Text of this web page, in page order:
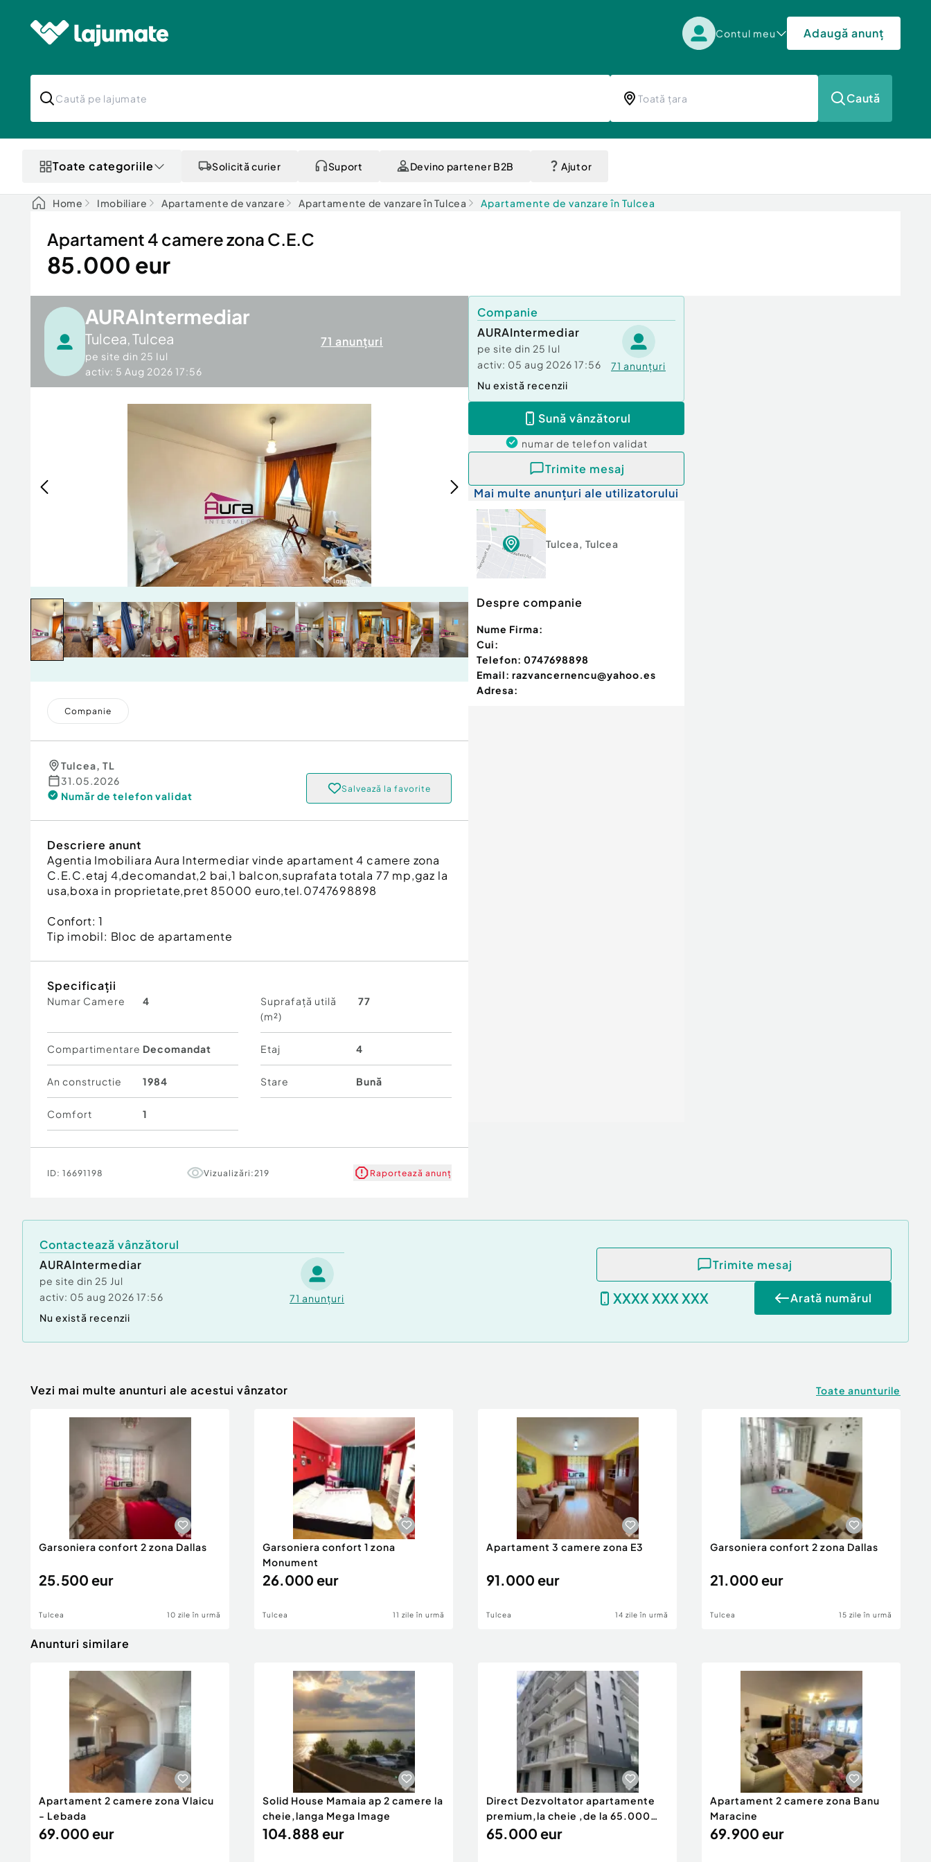
Contul meu Adaugă anunț
Caută
Toate categoriile Solicită curier Suport Devino partener B2B Ajutor
Home Imobiliare Apartamente de vanzare Apartamente de vanzare în Tulcea Apartamente de vanzare în Tulcea
Apartament 4 camere zona C.E.C
85.000 eur
AURAIntermediar
Tulcea,Tulcea
pe site din 25 Iul
activ: 5 Aug 2026 17:56
71 anunțuri
Companie
Tulcea, TL
31.05.2026
Număr de telefon validat
Salvează la favorite
Descriere anunt
Agentia Imobiliara Aura Intermediar vinde apartament 4 camere zona
C.E.C.etaj 4,decomandat,2 bai,1 balcon,suprafata totala 77 mp,gaz la
usa,boxa in proprietate,pret 85000 euro,tel.0747698898
Confort:1
Tip imobil: Bloc de apartamente
Specificații
Numar Camere 4
Suprafață utilă
(m²)
77
Compartimentare Decomandat Etaj 4
An constructie 1984 Stare Bună
Comfort 1
ID: 16691198 Vizualizări: 219 Raportează anunț
Companie
AURAIntermediar
pe site din 25 Iul
activ: 05 aug 2026 17:56 71 anunțuri
Nu există recenzii
Sună vânzătorul
numar de telefon validat
Trimite mesaj
Mai multe anunțuri ale utilizatorului
Tulcea, Tulcea
Despre companie
Nume Firma:
Cui:
Telefon: 0747698898
Email: razvancernencu@yahoo.es
Adresa:
Contactează vânzătorul
AURAIntermediar
pe site din 25 Jul
activ: 05 aug 2026 17:56 71 anunțuri
Nu există recenzii
Trimite mesaj
XXXX XXX XXX Arată numărul
Vezi mai multe anunturi ale acestui vânzator Toate anunturile
Garsoniera confort 2 zona Dallas
25.500 eur
Tulcea 10 zile în urmă
Garsoniera confort 1 zona
Monument
26.000 eur
Tulcea 11 zile în urmă
Apartament 3 camere zona E3
91.000 eur
Tulcea 14 zile în urmă
Garsoniera confort 2 zona Dallas
21.000 eur
Tulcea 15 zile în urmă
Anunturi similare
Apartament 2 camere zona Vlaicu
- Lebada
69.000 eur
Solid House Mamaia ap 2 camere la
cheie,langa Mega Image
104.888 eur
Direct Dezvoltator apartamente
premium,la cheie ,de la 65.000
eur
65.000 eur
Apartament 2 camere zona Banu
Maracine
69.900 eur